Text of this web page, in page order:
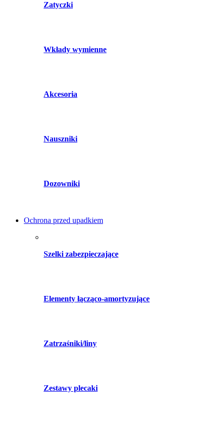
Zatyczki
Wkłady wymienne
Akcesoria
Nauszniki
Dozowniki
Ochrona przed upadkiem
Szelki zabezpieczające
Elementy łącząco-amortyzujące
Zatrzaśniki/liny
Zestawy plecaki